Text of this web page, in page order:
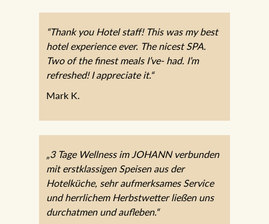
“Thank you Hotel staff! This was my best
hotel experience ever. The nicest SPA.
Two of the finest meals I’ve- had. I’m
refreshed! I appreciate it.“
Mark K.
„3 Tage Wellness im JOHANN verbunden
mit erstklassigen Speisen aus der
Hotelküche, sehr aufmerksames Service
und herrlichem Herbstwetter ließen uns
durchatmen und aufleben.“